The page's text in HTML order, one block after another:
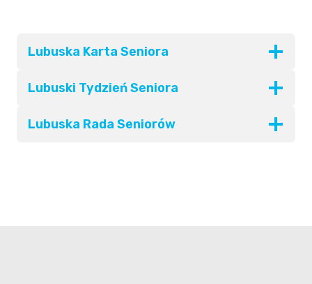
Lubuska Karta Seniora
Lubuski Tydzień Seniora
Lubuska Rada Seniorów